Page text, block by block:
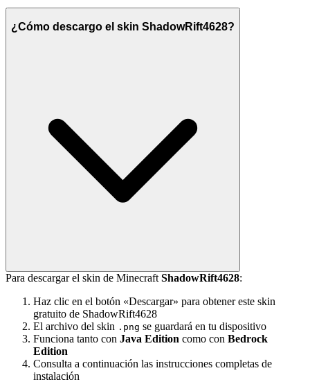
¿Cómo descargo el skin ShadowRift4628?
Para descargar el skin de Minecraft ShadowRift4628:
Haz clic en el botón «Descargar» para obtener este skin
gratuito de ShadowRift4628
El archivo del skin .png se guardará en tu dispositivo
Funciona tanto con Java Edition como con Bedrock
Edition
Consulta a continuación las instrucciones completas de
instalación